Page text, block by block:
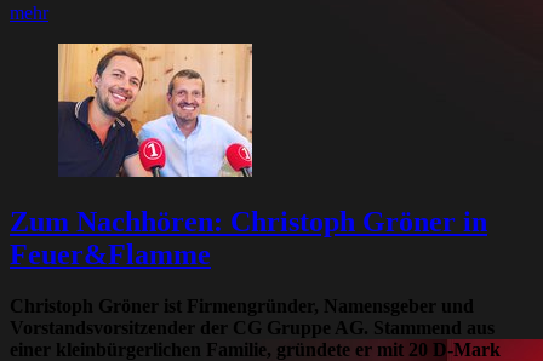
mehr
Zum Nachhören: Christoph Gröner in
Feuer&Flamme
Christoph Gröner ist Firmengründer, Namensgeber und
Vorstandsvorsitzender der CG Gruppe AG. Stammend aus
einer kleinbürgerlichen Familie, gründete er mit 20 D-Mark